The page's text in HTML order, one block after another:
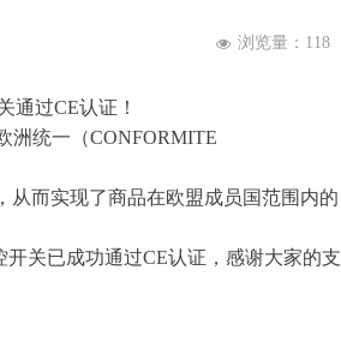
通过CE认证！
洲统一（CONFORMITE
而实现了商品在欧盟成员国范围内的
关已成功通过CE认证，感谢大家的支
넶 浏览量： 118